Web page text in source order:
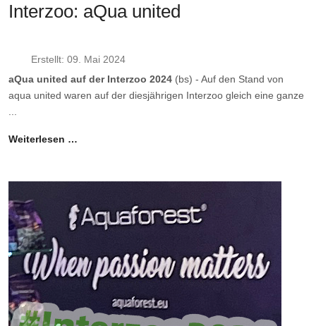
Interzoo: aQua united
Erstellt: 09. Mai 2024
aQua united auf der Interzoo 2024 (bs) - Auf den Stand von
aqua united waren auf der diesjährigen Interzoo gleich eine ganze
...
Weiterlesen …